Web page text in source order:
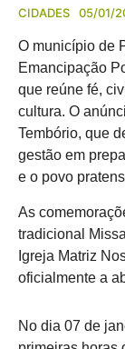
CIDADES 05/01/
O município de
Emancipação
que reúne fé,
cultura. O
Tembório, que
gestão em
e o povo
As
tradicional
Igreja Matriz
oficialmente a
No dia 07 de